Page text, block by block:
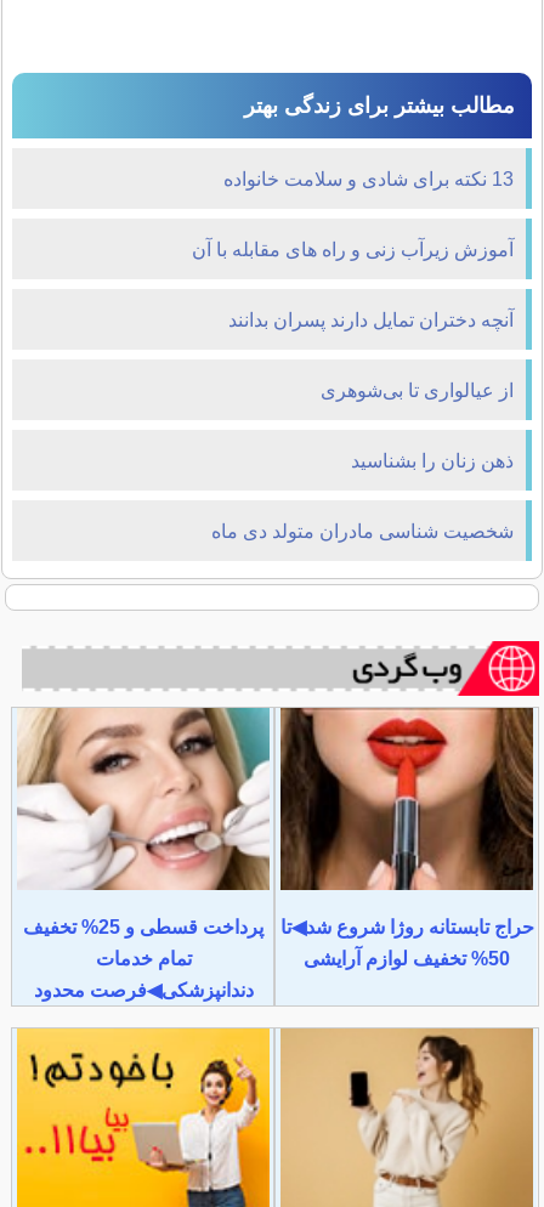
مطالب بیشتر برای زندگی بهتر
13 نکته برای شادی و سلامت خانواده
آموزش زیرآب زنی و راه های مقابله با آن
آنچه دختران تمايل دارند پسران بدانند
از عیالواری تا بی‌شوهری
ذهن زنان را بشناسید
شخصیت شناسی مادران متولد دی ماه
حراج تابستانه روژا شروع شد◀تا
50% تخفیف لوازم آرایشی
پرداخت قسطی و 25% تخفیف
تمام خدمات
دندانپزشکی◀فرصت محدود